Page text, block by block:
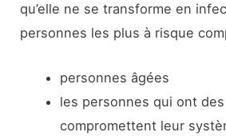
qu’elle ne se transforme en
personnes les plus à risque
personnes âgées
les personnes qui ont
compromettent leur